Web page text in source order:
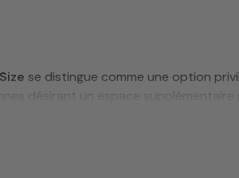
se distingue comme une option
désirant un espace supplémentaire
dimensions standard américaines,
besoins : mémoire de forme, latex,